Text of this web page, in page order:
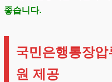
좋습니다.
국민은행통장압
원 제공